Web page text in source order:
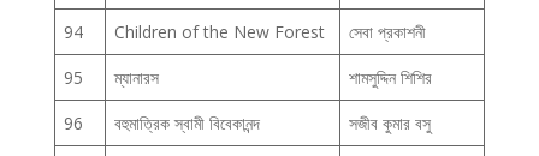
94
Children of the New Forest
সেবা প্রকাশনী
95
ম্যানারস
শামসুদ্দিন শিশির
96
বহুমাত্রিক স্বামী বিবেকানন্দ
সজীব কুমার বসু